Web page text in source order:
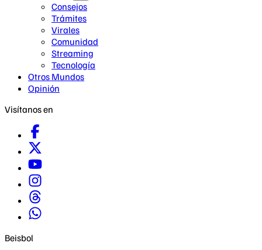
Consejos
Trámites
Virales
Comunidad
Streaming
Tecnología
Otros Mundos
Opinión
Visítanos en
Beisbol